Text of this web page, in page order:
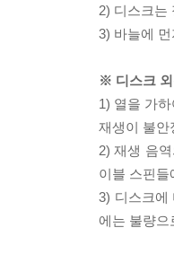
2) 디스크는
3) 바늘에
※ 디스크
1) 열을 가
재생이 불안
2) 재생 음
이블 스핀
3) 디스크에
에는 불량